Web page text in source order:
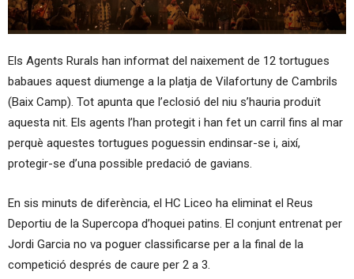
Els Agents Rurals han informat del naixement de 12 tortugues
babaues aquest diumenge a la platja de Vilafortuny de Cambrils
(Baix Camp). Tot apunta que l’eclosió del niu s’hauria produït
aquesta nit. Els agents l’han protegit i han fet un carril fins al mar
perquè aquestes tortugues poguessin endinsar-se i, així,
protegir-se d’una possible predació de gavians.
En sis minuts de diferència, el HC Liceo ha eliminat el Reus
Deportiu de la Supercopa d’hoquei patins. El conjunt entrenat per
Jordi Garcia no va poguer classificarse per a la final de la
competició després de caure per 2 a 3.